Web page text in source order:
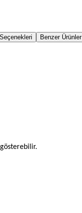
Benzer Ürünler